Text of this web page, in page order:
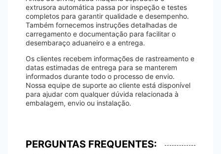
extrusora automática passa por inspeção e testes
completos para garantir qualidade e desempenho.
Também fornecemos instruções detalhadas de
carregamento e documentação para facilitar o
desembaraço aduaneiro e a entrega.
Os clientes recebem informações de rastreamento e
datas estimadas de entrega para se manterem
informados durante todo o processo de envio.
Nossa equipe de suporte ao cliente está disponível
para ajudar com qualquer dúvida relacionada à
embalagem, envio ou instalação.
PERGUNTAS FREQUENTES: